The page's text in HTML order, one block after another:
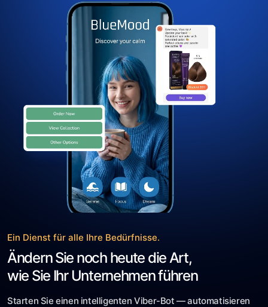
Ein Dienst für alle Ihre Bedürfnisse.
Ändern Sie noch heute die Art,
wie Sie Ihr Unternehmen führen
Starten Sie einen intelligenten Viber-Bot — automatisieren